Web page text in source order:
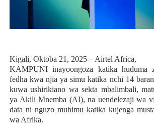
Kigali, Oktoba 21, 2025 – Airtel Africa,
KAMPUNI inayoongoza katika huduma
fedha kwa njia ya simu katika nchi 14
kuwa ushirikiano wa sekta mbalimbali,
ya Akili Mnemba (AI), na uendelezaji wa
data ni nguzo muhimu katika kujenga
wa Afrika.